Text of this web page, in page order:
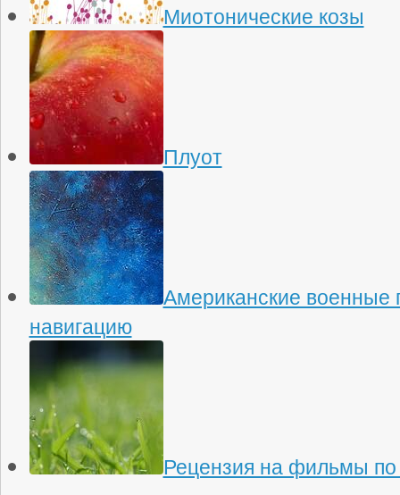
Миотонические козы
Плуот
Американские военные
навигацию
Рецензия на фильмы по